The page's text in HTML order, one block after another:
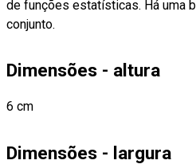
de funções estatísticas. Há uma
conjunto.
Dimensões - altura
6 cm
Dimensões - largura